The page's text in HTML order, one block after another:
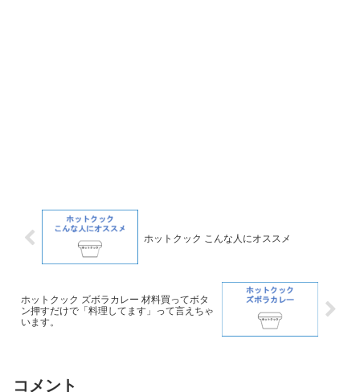
ホットクック こんな人にオススメ
ホットクック ズボラカレー 材料買ってボタ
ン押すだけで「料理してます」って言えちゃ
います。
コメント